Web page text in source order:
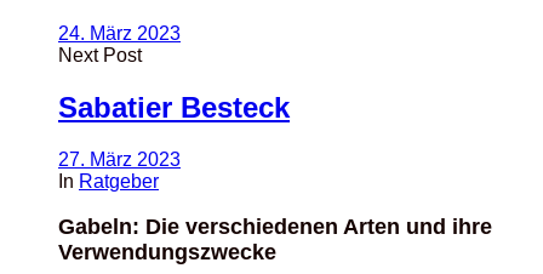
24. März 2023
Next Post
Sabatier Besteck
27. März 2023
In Ratgeber
Gabeln: Die verschiedenen Arten und ihre
Verwendungszwecke